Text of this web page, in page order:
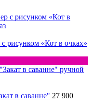
рисунком «Кот в очках»
в саванне" 27 900